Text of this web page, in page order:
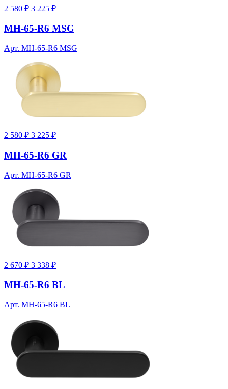
2 580 ₽ 3 225 ₽
MH-65-R6 MSG
Арт. MH-65-R6 MSG
2 580 ₽ 3 225 ₽
MH-65-R6 GR
Арт. MH-65-R6 GR
2 670 ₽ 3 338 ₽
MH-65-R6 BL
Арт. MH-65-R6 BL